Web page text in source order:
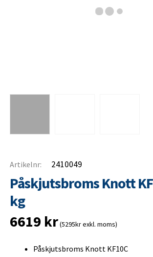
Artikelnr: 2410049
Påskjutsbroms Knott
kg
6619 kr(5295kr exkl. moms)
Påskjutsbroms Knott KF10C